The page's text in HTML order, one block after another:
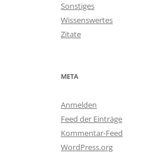
Sonstiges
Wissenswertes
Zitate
META
Anmelden
Feed der Einträge
Kommentar-Feed
WordPress.org